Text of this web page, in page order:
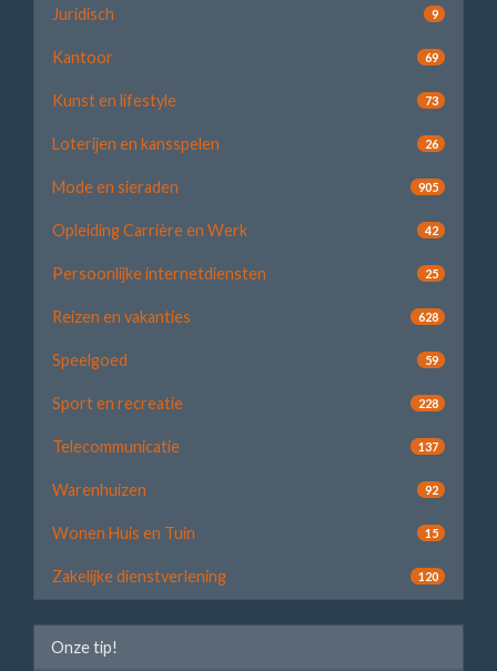
Juridisch 9
Kantoor 69
Kunst en lifestyle 73
Loterijen en kansspelen 26
Mode en sieraden 905
Opleiding Carrière en Werk 42
Persoonlijke internetdiensten 25
Reizen en vakanties 628
Speelgoed 59
Sport en recreatie 228
Telecommunicatie 137
Warenhuizen 92
Wonen Huis en Tuin 15
Zakelijke dienstverlening 120
Onze tip!